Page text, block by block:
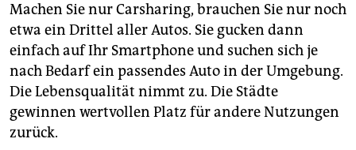
Machen Sie nur Carsharing, brauchen Sie nur noch
etwa ein Drittel aller Autos. Sie gucken dann
einfach auf Ihr Smartphone und suchen sich je
nach Bedarf ein passendes Auto in der Umgebung.
Die Lebensqualität nimmt zu. Die Städte
gewinnen wertvollen Platz für andere Nutzungen
zurück.